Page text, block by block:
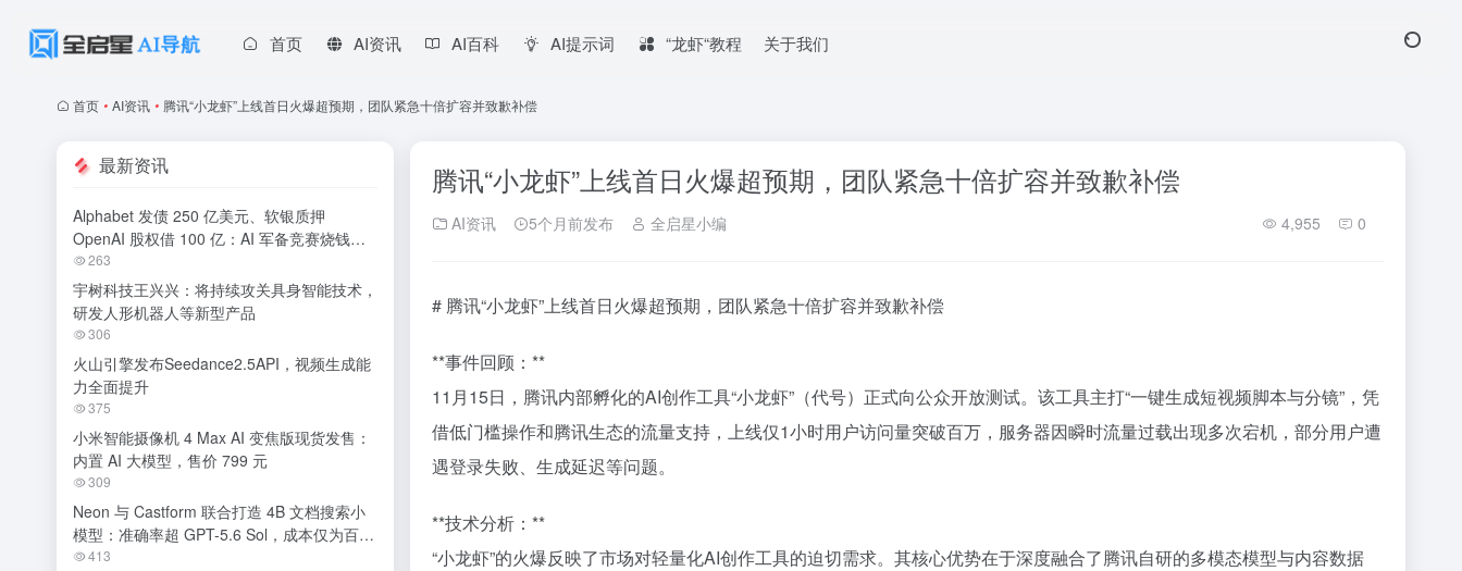
首页 AI资讯 AI百科 AI提示词 “龙虾“教程 关于我们
首页 • AI资讯 • 腾讯“小龙虾”上线首日火爆超预期，团队紧急十倍扩容并致歉补偿
腾讯“小龙虾”上线首日火爆超预期，团队紧急十倍扩容并致歉补偿
AI资讯 5个月前发布 全启星小编 4,955 0
# 腾讯“小龙虾”上线首日火爆超预期，团队紧急十倍扩容并致歉补偿
**事件回顾：**
11月15日，腾讯内部孵化的AI创作工具“小龙虾”（代号）正式向公众开放测试。该工具主打“一键生成短视频脚本与分镜”，凭
借低门槛操作和腾讯生态的流量支持，上线仅1小时用户访问量突破百万，服务器因瞬时流量过载出现多次宕机，部分用户遭
遇登录失败、生成延迟等问题。
**技术分析：**
“小龙虾”的火爆反映了市场对轻量化AI创作工具的迫切需求。其核心优势在于深度融合了腾讯自研的多模态模型与内容数据
最新资讯
Alphabet 发债 250 亿美元、软银质押
OpenAI 股权借 100 亿：AI 军备竞赛烧钱无
休止
263
宇树科技王兴兴：将持续攻关具身智能技术，
研发人形机器人等新型产品
306
火山引擎发布Seedance2.5API，视频生成能
力全面提升
375
小米智能摄像机 4 Max AI 变焦版现货发售：
内置 AI 大模型，售价 799 元
309
Neon 与 Castform 联合打造 4B 文档搜索小
模型：准确率超 GPT-5.6 Sol，成本仅为百分
之一413